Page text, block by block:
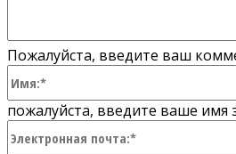
Пожалуйста, введите ваш
пожалуйста, введите ваше имя